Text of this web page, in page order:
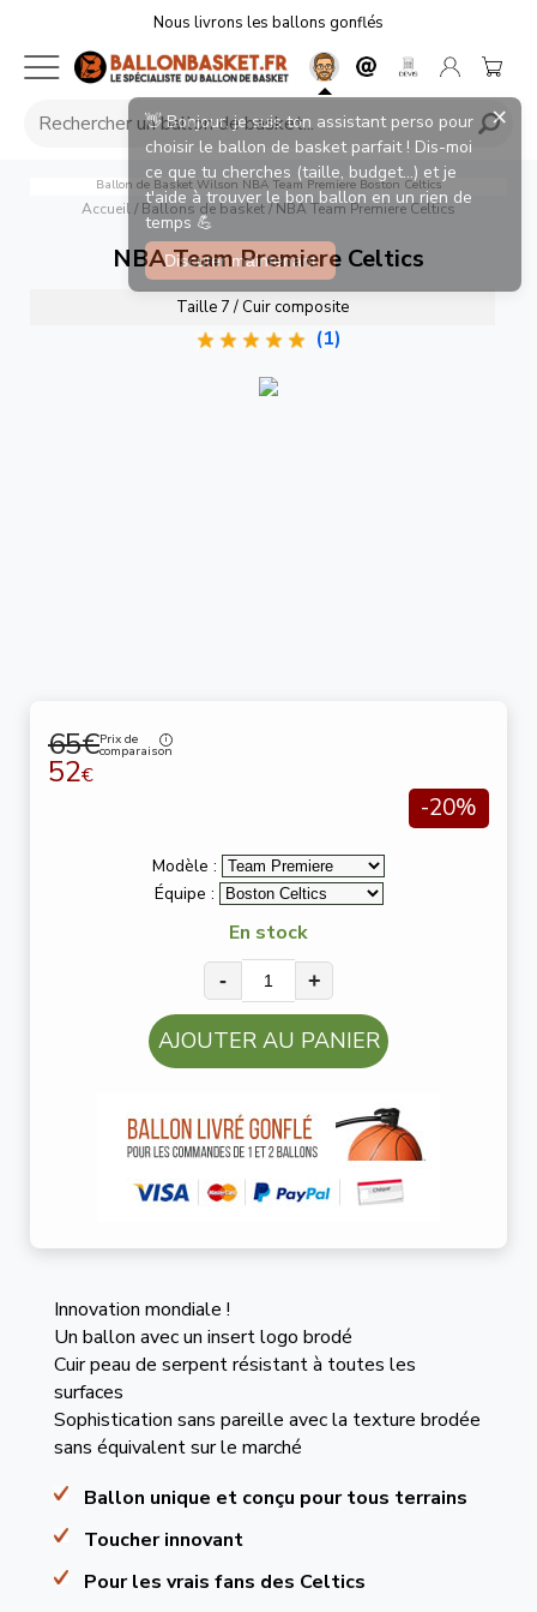
Nous livrons les ballons gonflés
Ballon de Basket Wilson NBA Team Premiere Boston Celtics
Accueil/ Ballons de basket/NBA Team Premiere Celtics
NBA Team Premiere Celtics
Taille 7 / Cuir composite
(1)
65€Prix de
comparaison
52€
-20%
Modèle :
Équipe :
En stock
- +
AJOUTER AU PANIER
Innovation mondiale !
Un ballon avec un insert logo brodé
Cuir peau de serpent résistant à toutes les
surfaces
Sophistication sans pareille avec la texture brodée
sans équivalent sur le marché
Ballon unique et conçu pour tous terrains
Toucher innovant
Pour les vrais fans des Celtics
👋 Bonjour, je suis ton assistant perso pour
choisir le ballon de basket parfait ! Dis-moi
ce que tu cherches (taille, budget...) et je
t'aide à trouver le bon ballon en un rien de
temps 💪
Discuter maintenant
×